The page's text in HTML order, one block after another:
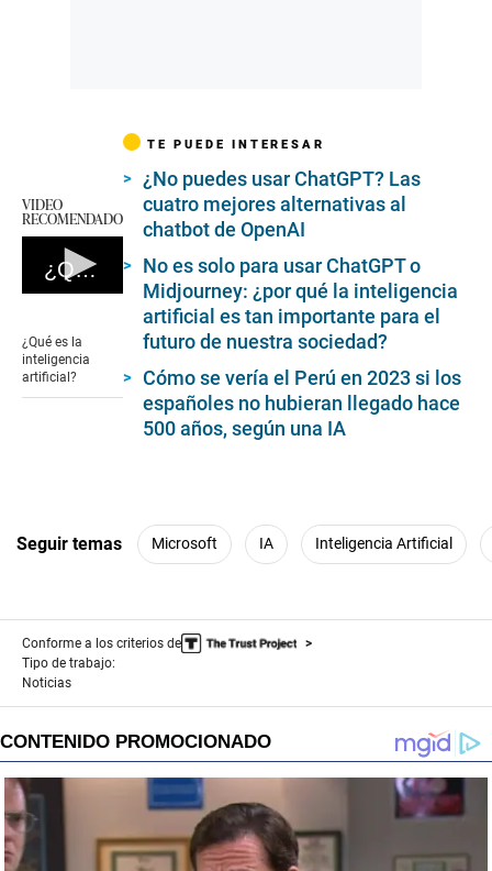
VIDEO
RECOMENDADO
¿Qué es la inteligencia artificial?
of
1
minute,
¿Qué es la
inteligencia
artificial?
TE PUEDE INTERESAR
¿No puedes usar ChatGPT? Las
cuatro mejores alternativas al
chatbot de OpenAI
No es solo para usar ChatGPT o
Midjourney: ¿por qué la inteligencia
artificial es tan importante para el
futuro de nuestra sociedad?
Cómo se vería el Perú en 2023 si los
españoles no hubieran llegado hace
500 años, según una IA
Seguir temas Microsoft IA Inteligencia Artificial
Conforme a los criterios de
Tipo de trabajo:
Noticias